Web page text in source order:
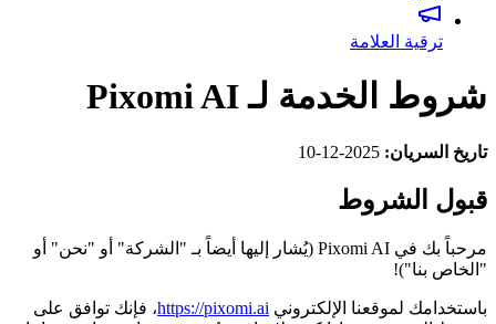
ترقية العلامة
شروط الخدمة لـ Pixomi AI
تاريخ السريان:
قبول الشروط
مرحباً بك في Pixomi AI (يُشار إليها أيضاً بـ "الشركة" أو "نحن" أو
"الخاص بنا")!
باستخدامك لموقعنا الإلكتروني https://pixomi.ai، فإنك توافق على